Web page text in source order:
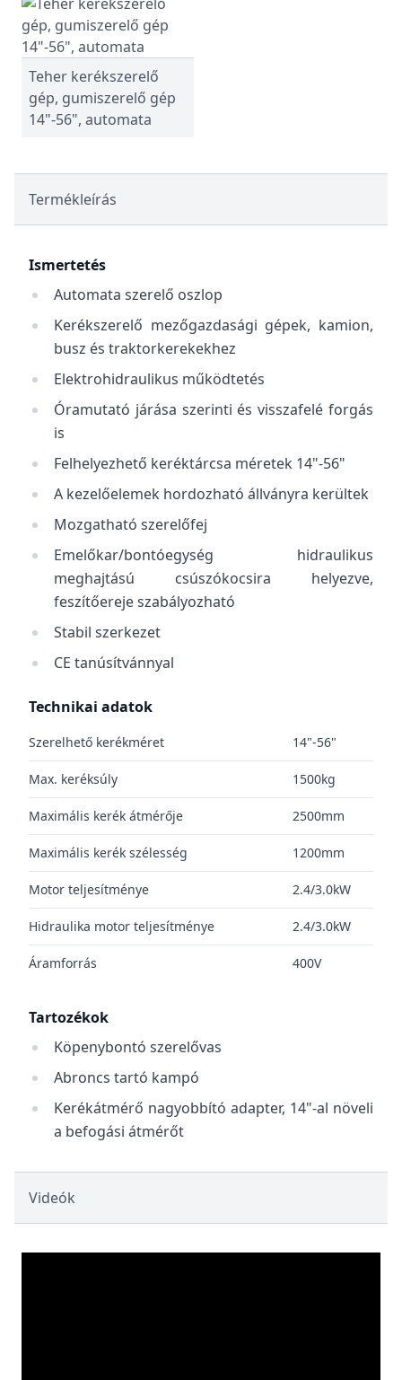
Teher kerékszerelő
gép, gumiszerelő gép
14"-56", automata
Termékleírás
Ismertetés
Automata szerelő oszlop
Kerékszerelő mezőgazdasági gépek, kamion,
busz és traktorkerekekhez
Elektrohidraulikus működtetés
Óramutató járása szerinti és visszafelé forgás
is
Felhelyezhető keréktárcsa méretek 14"-56"
A kezelőelemek hordozható állványra kerültek
Mozgatható szerelőfej
Emelőkar/bontóegység hidraulikus
meghajtású csúszókocsira helyezve,
feszítőereje szabályozható
Stabil szerkezet
CE tanúsítvánnyal
Technikai adatok
Szerelhető kerékméret 14"-56"
Max. keréksúly 1500kg
Maximális kerék átmérője 2500mm
Maximális kerék szélesség 1200mm
Motor teljesítménye 2.4/3.0kW
Hidraulika motor teljesítménye 2.4/3.0kW
Áramforrás 400V
Tartozékok
Köpenybontó szerelővas
Abroncs tartó kampó
Kerékátmérő nagyobbító adapter, 14"-al növeli
a befogási átmérőt
Videók